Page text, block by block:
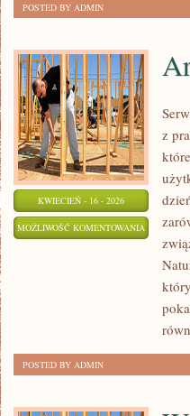
POSTED BY ADMIN
KWIECIEŃ - 16 - 2026
MOŻLIWOŚĆ KOMENTOWANIA
z
POSTED BY ADMIN